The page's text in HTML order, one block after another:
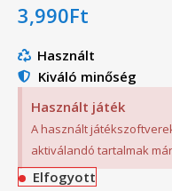
3,990Ft
Használt
Kiváló minőség
Használt játék
A használt
aktiválandó tartalmak
Elfogyott